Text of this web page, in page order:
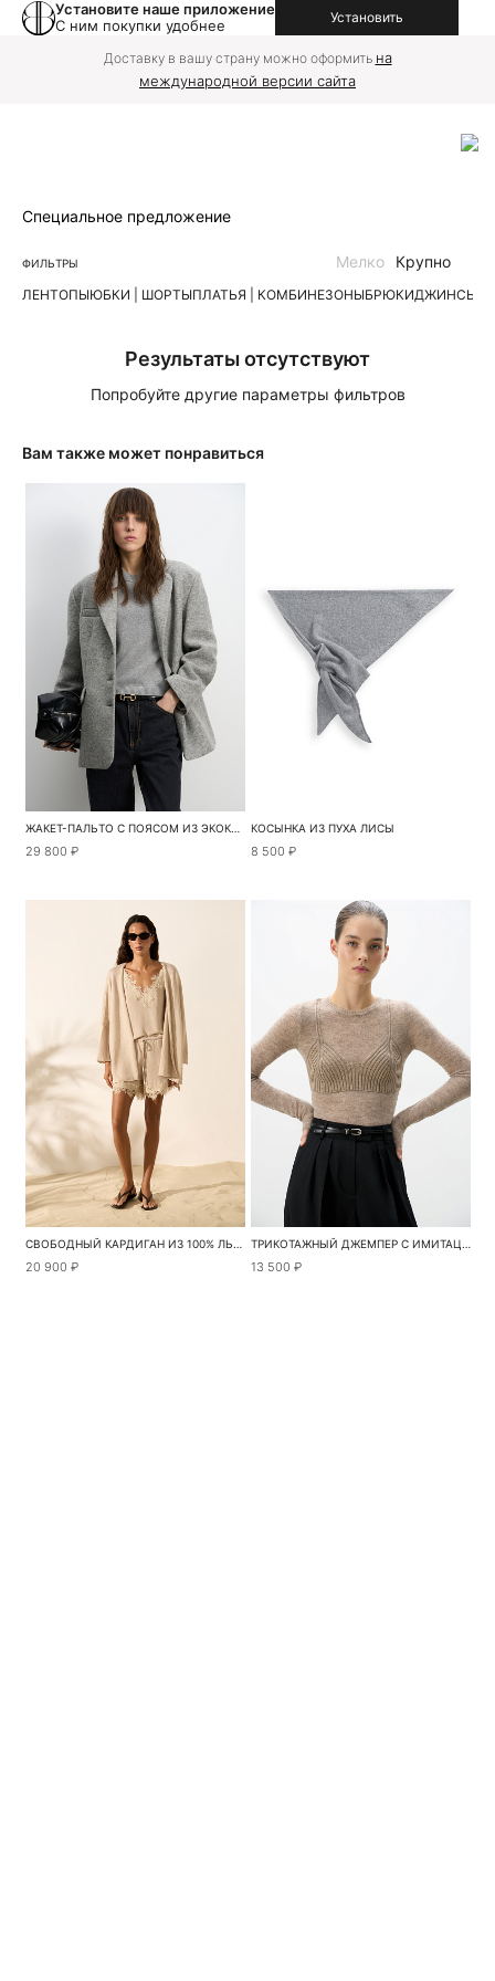
Установите наше приложение
С ним покупки удобнее
Установить
Доставку в вашу страну можно оформить на
международной версии сайта
Специальное предложение
ФИЛЬТРЫ
ЛЕНТОПЫЮБКИ | ШОРТЫПЛАТЬЯ | КОМБИНЕЗОНЫБРЮКИДЖИНСЫ
Мелко Крупно
Результаты отсутствуют
Попробуйте другие параметры фильтров
Вам также может понравиться
ЖАКЕТ-ПАЛЬТО С ПОЯСОМ ИЗ ЭКОКОЖИ
29 800 ₽
КОСЫНКА ИЗ ПУХА ЛИСЫ
8 500 ₽
СВОБОДНЫЙ КАРДИГАН ИЗ 100% ЛЬНА
20 900 ₽
ТРИКОТАЖНЫЙ ДЖЕМПЕР С ИМИТАЦИЕЙ БЮСТЬЕ
13 500 ₽